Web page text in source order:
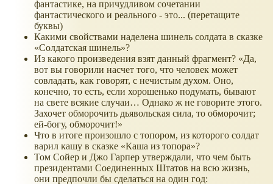
фантастике, на причудливом сочетании
фантастического и реального - это... (перетащите
буквы)
Какими свойствами наделена шинель солдата в сказке
«Солдатская шинель»?
Из какого произведения взят данный фрагмент? «Да,
вот вы говорили насчет того, что человек может
совладать, как говорят, с нечистым духом. Оно,
конечно, то есть, если хорошенько подумать, бывают
на свете всякие случаи… Однако ж не говорите этого.
Захочет обморочить дьявольская сила, то обморочит;
ей-богу, обморочит!»
Что в итоге произошло с топором, из которого солдат
варил кашу в сказке «Каша из топора»?
Том Сойер и Джо Гарпер утверждали, что чем быть
президентами Соединенных Штатов на всю жизнь,
они предпочли бы сделаться на один год: